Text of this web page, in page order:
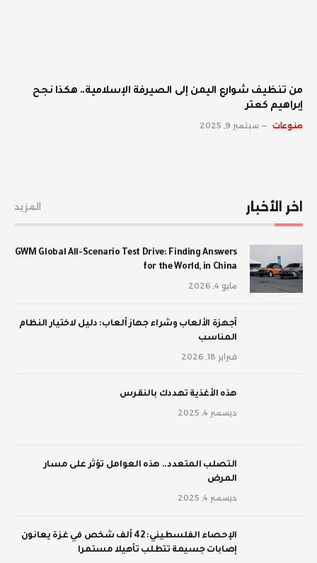
من تنظيف شوارع اليمن إلى الصيرفة الإسلامية.. هكذا نجح
إبراهيم كعتر
منوعات سبتمبر 9, 2025
اخر الأخبار المزيد
GWM Global All-Scenario Test Drive: Finding Answers
for the World, in China
مايو 4, 2026
أجهزة الألعاب وشراء جهاز ألعاب: دليل لاختيار النظام
المناسب
فبراير 18, 2026
‫هذه الأغذية تهددك بالنقرس
ديسمبر 4, 2025
‫التصلب المتعدد.. هذه العوامل تؤثر على مسار
المرض
ديسمبر 4, 2025
الإحصاء الفلسطيني: 42 ألف شخص في غزة يعانون
إصابات جسيمة تتطلب تأهيلا مستمرا